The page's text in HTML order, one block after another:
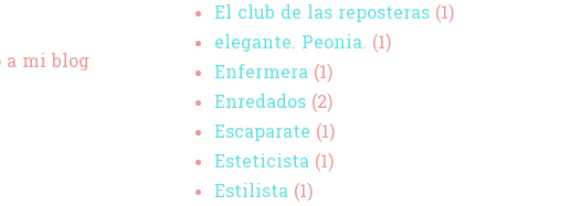
a mi blog
El club de las reposteras (1)
elegante. Peonia. (1)
Enfermera (1)
Enredados (2)
Escaparate (1)
Esteticista (1)
Estilista (1)